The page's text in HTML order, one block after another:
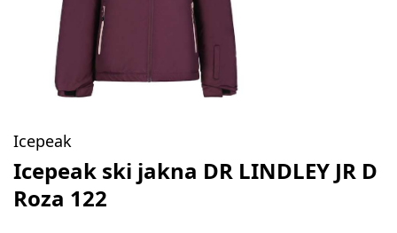
Icepeak
Icepeak ski jakna DR LINDLEY JR D
Roza 122